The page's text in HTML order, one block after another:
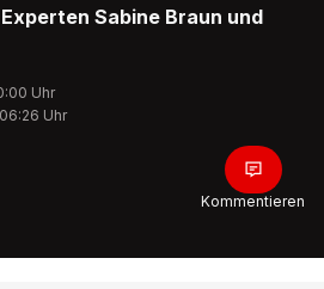
Sabine Braun und
Uhr
Uhr
Kommentieren